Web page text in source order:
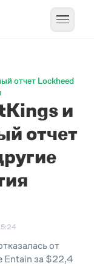
отчет Lockheed
и
отчет
от
Entain за $22,4